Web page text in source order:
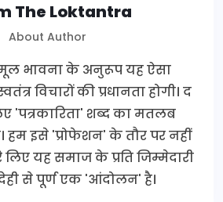
The Loktantra
About Author
भावना के अनुरूप यह ऐसा
विचारों की प्रधानता होगी। द
'पत्रकारिता' शब्द का मतलब
इसे 'प्रोफेशन' के तौर पर नहीं
यह समाज के प्रति जिम्मेदारी
से पूर्ण एक 'आंदोलन' है।